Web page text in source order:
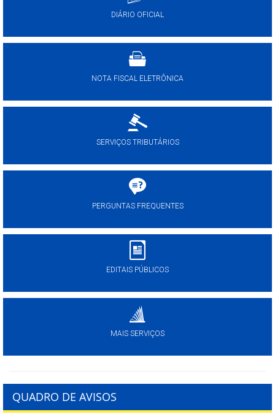
DIÁRIO OFICIAL
NOTA FISCAL ELETRÔNICA
SERVIÇOS TRIBUTÁRIOS
PERGUNTAS FREQUENTES
EDITAIS PÚBLICOS
MAIS SERVIÇOS
QUADRO DE AVISOS